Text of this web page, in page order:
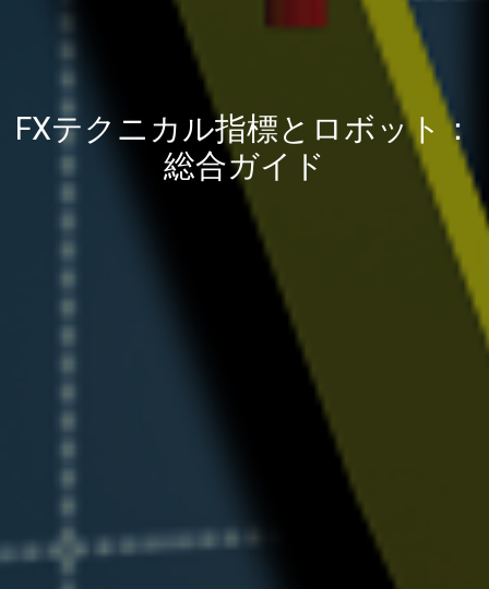
FXテクニカル指標とロボット：
総合ガイド